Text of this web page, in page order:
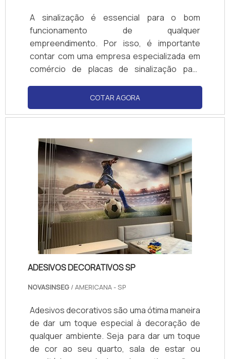
A sinalização é essencial para o bom
funcionamento de qualquer
empreendimento. Por isso, é importante
contar com uma empresa especializada em
comércio de placas de sinalização para
local. A nossa empresa oferece placas de
sinalização de qualidade, fabricadas com
materiais resistentes e de acordo com as
contamos com profissionais qualificados
para auxiliar na escolha do melhor produto
para cada necessidade. Entre em contato e
saiba mais sobre nossos serviços de
comércio de placas de sinalização.
COTAR AGORA
ADESIVOS DECORATIVOS SP
NOVASINSEG / AMERICANA - SP
Adesivos decorativos são uma ótima maneira
de dar um toque especial à decoração de
qualquer ambiente. Seja para dar um toque
de cor ao seu quarto, sala de estar ou